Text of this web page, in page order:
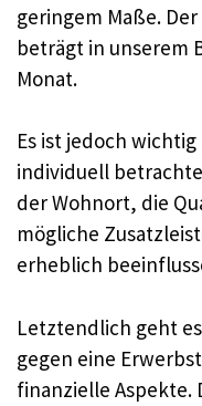
geringem Maße.
beträgt in unserem
Monat.
Es ist jedoch
individuell
der Wohnort, die
mögliche
erheblich
Letztendlich geht
gegen eine
finanzielle Aspekte.